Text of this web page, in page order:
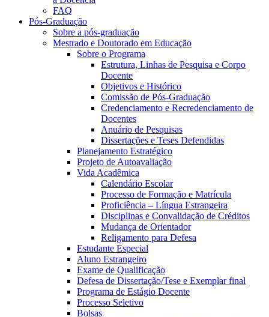
FAQ
Pós-Graduação
Sobre a pós-graduação
Mestrado e Doutorado em Educação
Sobre o Programa
Estrutura, Linhas de Pesquisa e Corpo
Docente
Objetivos e Histórico
Comissão de Pós-Graduação
Credenciamento e Recredenciamento de
Docentes
Anuário de Pesquisas
Dissertações e Teses Defendidas
Planejamento Estratégico
Projeto de Autoavaliação
Vida Acadêmica
Calendário Escolar
Processo de Formação e Matrícula
Proficiência – Língua Estrangeira
Disciplinas e Convalidação de Créditos
Mudança de Orientador
Religamento para Defesa
Estudante Especial
Aluno Estrangeiro
Exame de Qualificação
Defesa de Dissertação/Tese e Exemplar final
Programa de Estágio Docente
Processo Seletivo
Bolsas